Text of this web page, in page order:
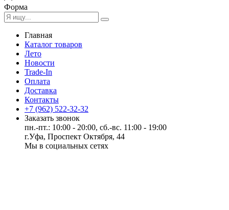
Форма
Главная
Каталог товаров
Лето
Новости
Trade-In
Оплата
Доставка
Контакты
+7 (962) 522-32-32
Заказать звонок
пн.-пт.: 10:00 - 20:00, сб.-вс. 11:00 - 19:00
г.Уфа, Проспект Октября, 44
Мы в социальных сетях